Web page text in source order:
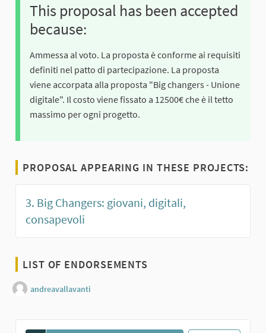
This proposal has been accepted
because:
Ammessa al voto. La proposta è conforme ai requisiti
definiti nel patto di partecipazione. La proposta
viene accorpata alla proposta "Big changers - Unione
digitale". Il costo viene fissato a 12500€ che è il tetto
massimo per ogni progetto.
PROPOSAL APPEARING IN THESE PROJECTS:
3. Big Changers: giovani, digitali,
consapevoli
LIST OF ENDORSEMENTS
andreavallavanti